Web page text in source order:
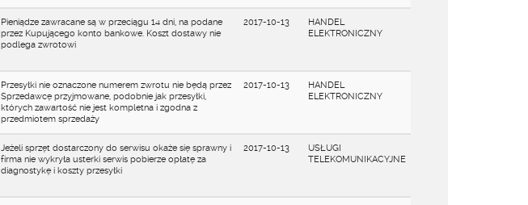
Pieniądze zawracane są w przeciągu 14 dni, na podane
przez Kupującego konto bankowe. Koszt dostawy nie
podlega zwrotowi
2017-10-13
HANDEL
ELEKTRONICZNY
Przesyłki nie oznaczone numerem zwrotu nie będą przez
Sprzedawcę przyjmowane, podobnie jak przesyłki,
których zawartość nie jest kompletna i zgodna z
przedmiotem sprzedaży
2017-10-13
HANDEL
ELEKTRONICZNY
Jeżeli sprzęt dostarczony do serwisu okaże się sprawny i
firma nie wykryła usterki serwis pobierze opłatę za
diagnostykę i koszty przesyłki
2017-10-13
USŁUGI
TELEKOMUNIKACYJNE